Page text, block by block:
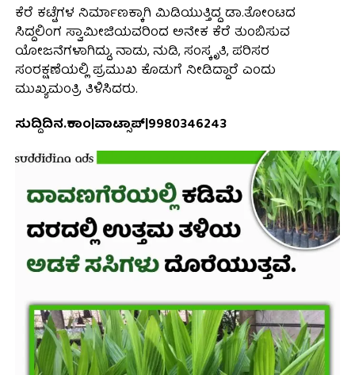
ಕೆರೆ ಕಟ್ಟೆಗಳ ನಿರ್ಮಾಣಕ್ಕಾಗಿ ಮಿಡಿಯುತ್ತಿದ್ದ ಡಾ.ತೋಂಟದ
ಸಿದ್ದಲಿಂಗ ಸ್ವಾಮೀಜಿಯವರಿಂದ ಅನೇಕ ಕೆರೆ ತುಂಬಿಸುವ
ಯೋಜನೆಗಳಾಗಿದ್ದು, ನಾಡು, ನುಡಿ, ಸಂಸ್ಕೃತಿ, ಪರಿಸರ
ಸಂರಕ್ಷಣೆಯಲ್ಲಿ ಪ್ರಮುಖ ಕೊಡುಗೆ ನೀಡಿದ್ದಾರೆ ಎಂದು
ಮುಖ್ಯಮಂತ್ರಿ ತಿಳಿಸಿದರು.
ಸುದ್ದಿದಿನ.ಕಾಂ|ವಾಟ್ಸಾಪ್|9980346243